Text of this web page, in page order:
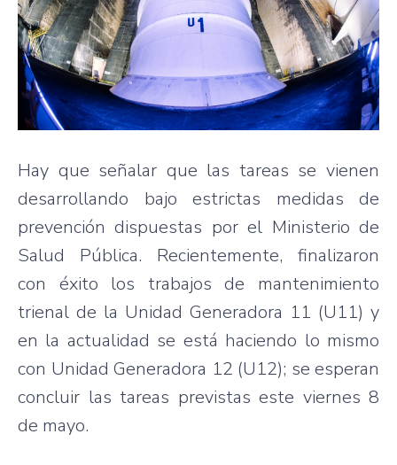
Hay que señalar que las tareas se vienen
desarrollando bajo estrictas medidas de
prevención dispuestas por el Ministerio de
Salud Pública. Recientemente, finalizaron
con éxito los trabajos de mantenimiento
trienal de la Unidad Generadora 11 (U11) y
en la actualidad se está haciendo lo mismo
con Unidad Generadora 12 (U12); se esperan
concluir las tareas previstas este viernes 8
de mayo.